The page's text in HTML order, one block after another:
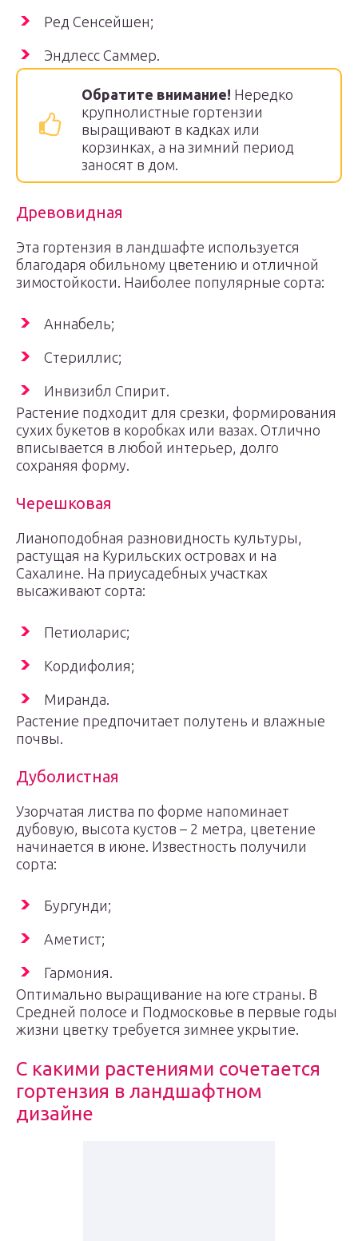
Ред Сенсейшен;
Эндлесс Саммер.
Обратите внимание! Нередко
крупнолистные гортензии
выращивают в кадках или
корзинках, а на зимний период
заносят в дом.
Древовидная
Эта гортензия в ландшафте используется
благодаря обильному цветению и отличной
зимостойкости. Наиболее популярные сорта:
Аннабель;
Стериллис;
Инвизибл Спирит.
Растение подходит для срезки, формирования
сухих букетов в коробках или вазах. Отлично
вписывается в любой интерьер, долго
сохраняя форму.
Черешковая
Лианоподобная разновидность культуры,
растущая на Курильских островах и на
Сахалине. На приусадебных участках
высаживают сорта:
Петиоларис;
Кордифолия;
Миранда.
Растение предпочитает полутень и влажные
почвы.
Дуболистная
Узорчатая листва по форме напоминает
дубовую, высота кустов – 2 метра, цветение
начинается в июне. Известность получили
сорта:
Бургунди;
Аметист;
Гармония.
Оптимально выращивание на юге страны. В
Средней полосе и Подмосковье в первые годы
жизни цветку требуется зимнее укрытие.
С какими растениями сочетается
гортензия в ландшафтном
дизайне